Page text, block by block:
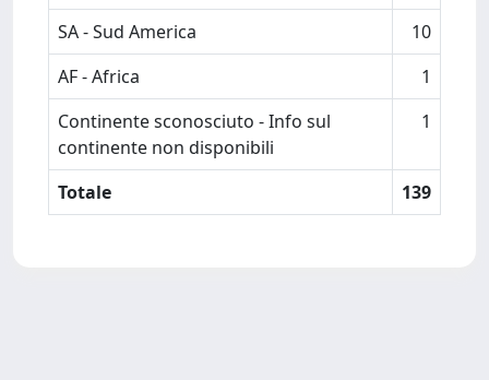
SA - Sud America
10
AF - Africa
1
Continente sconosciuto - Info sul
continente non disponibili
1
Totale 139